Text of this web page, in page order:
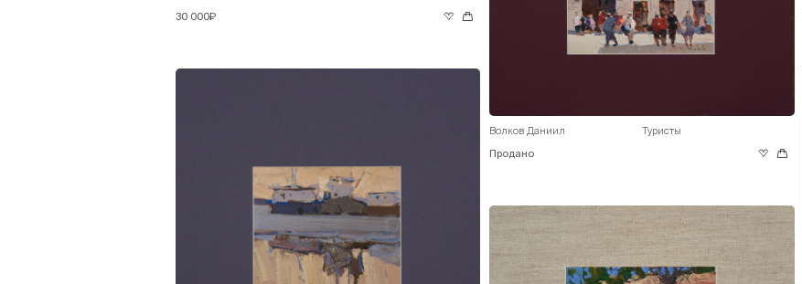
30 000₽
Волков Даниил Туристы
Продано